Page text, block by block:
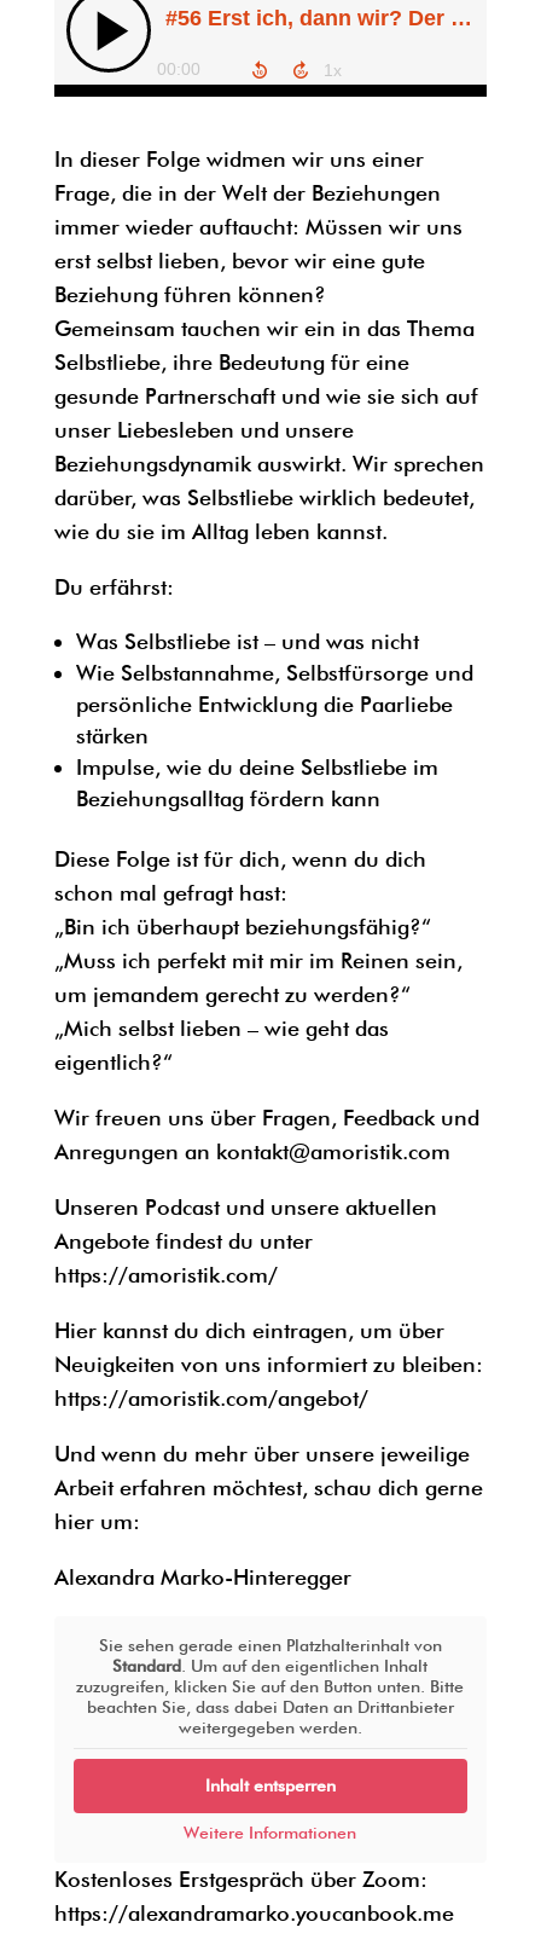
In dieser Folge widmen wir uns einer
Frage, die in der Welt der Beziehungen
immer wieder auftaucht: Müssen wir uns
erst selbst lieben, bevor wir eine gute
Beziehung führen können?
Gemeinsam tauchen wir ein in das Thema
Selbstliebe, ihre Bedeutung für eine
gesunde Partnerschaft und wie sie sich auf
unser Liebesleben und unsere
Beziehungsdynamik auswirkt. Wir sprechen
darüber, was Selbstliebe wirklich bedeutet,
wie du sie im Alltag leben kannst.
Du erfährst:
Was Selbstliebe ist – und was nicht
Wie Selbstannahme, Selbstfürsorge und
persönliche Entwicklung die Paarliebe
stärken
Impulse, wie du deine Selbstliebe im
Beziehungsalltag fördern kann
Diese Folge ist für dich, wenn du dich
schon mal gefragt hast:
„Bin ich überhaupt beziehungsfähig?“
„Muss ich perfekt mit mir im Reinen sein,
um jemandem gerecht zu werden?“
„Mich selbst lieben – wie geht das
eigentlich?“
Wir freuen uns über Fragen, Feedback und
Anregungen an kontakt@amoristik.com
Unseren Podcast und unsere aktuellen
Angebote findest du unter
https://amoristik.com/
Hier kannst du dich eintragen, um über
Neuigkeiten von uns informiert zu bleiben:
https://amoristik.com/angebot/
Und wenn du mehr über unsere jeweilige
Arbeit erfahren möchtest, schau dich gerne
hier um:
Alexandra Marko-Hinteregger
Sie sehen gerade einen Platzhalterinhalt von
Standard. Um auf den eigentlichen Inhalt
zuzugreifen, klicken Sie auf den Button unten. Bitte
beachten Sie, dass dabei Daten an Drittanbieter
weitergegeben werden.
Inhalt entsperren
Weitere Informationen
Kostenloses Erstgespräch über Zoom:
https://alexandramarko.youcanbook.me